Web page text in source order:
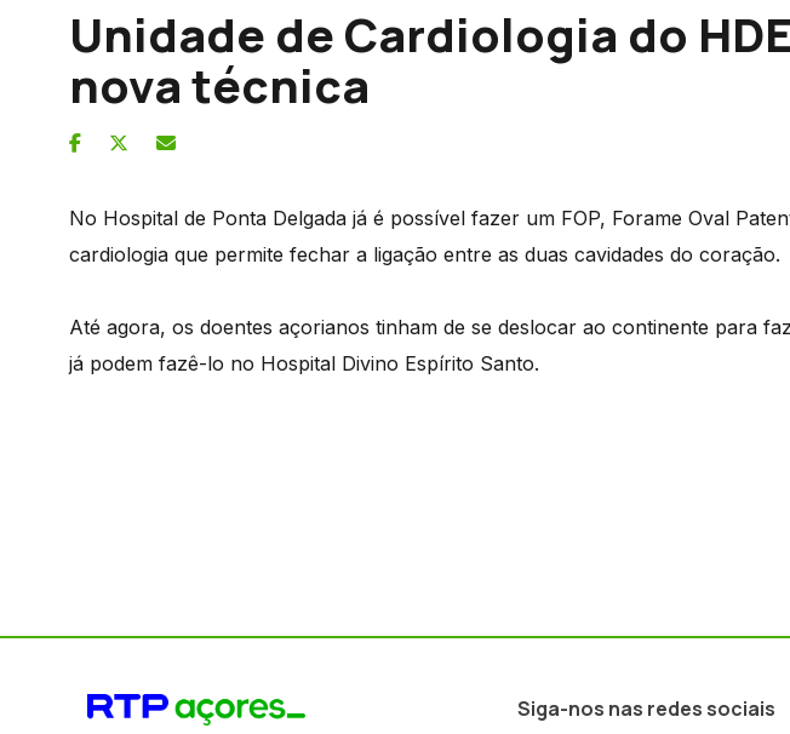
Unidade de Cardiologia do
nova técnica
No Hospital de Ponta Delgada já é possível fazer um FOP, Forame Oval
cardiologia que permite fechar a ligação entre as duas cavidades do coração.
Até agora, os doentes açorianos tinham de se deslocar ao continente para
já podem fazê-lo no Hospital Divino Espírito Santo.
Siga-nos nas redes sociais